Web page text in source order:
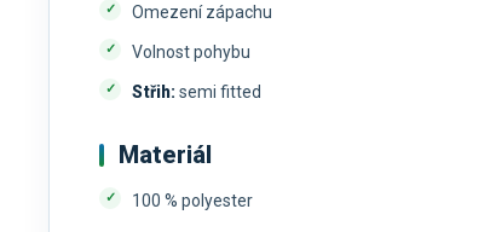
Omezení zápachu
Volnost pohybu
Střih: semi fitted
Materiál
100 % polyester